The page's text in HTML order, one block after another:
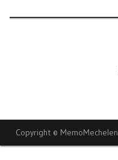
Copyright © MemoMechelen